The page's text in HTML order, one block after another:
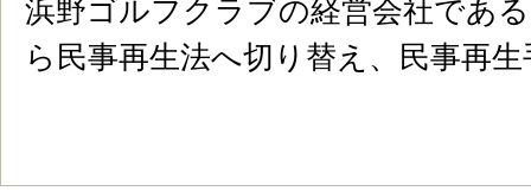
浜野ゴルフクラブの経営会社であ
ら民事再生法へ切り替え、民事再